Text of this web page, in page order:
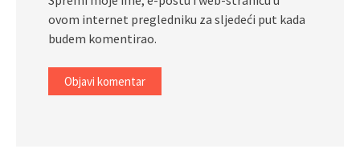
ovom internet pregledniku za sljedeći put kada
budem komentirao.